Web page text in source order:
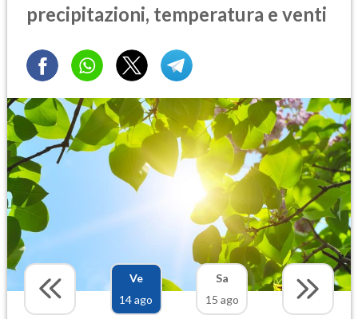
precipitazioni, temperatura e venti
Ve
14 ago
Sa
15 ago